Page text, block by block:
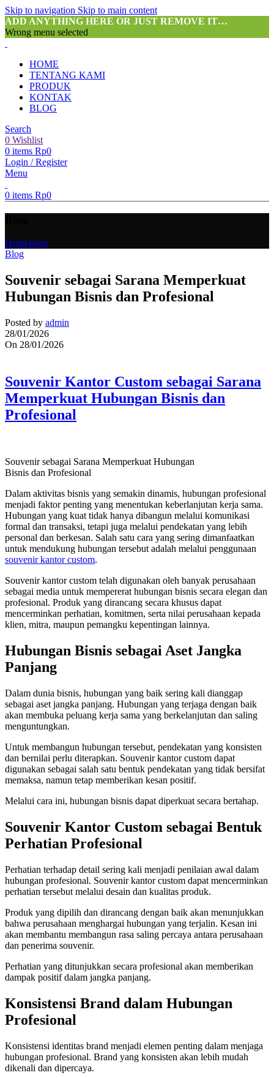
Skip to navigation Skip to main content
ADD ANYTHING HERE OR JUST REMOVE IT…
Wrong menu selected
HOME
TENTANG KAMI
PRODUK
KONTAK
BLOG
Search
0 Wishlist
0 items Rp0
Login / Register
Menu
0 items Rp0
HomeBlog
Blog
Souvenir sebagai Sarana Memperkuat
Hubungan Bisnis dan Profesional
Posted by admin
28/01/2026
On 28/01/2026
Souvenir Kantor Custom sebagai Sarana
Memperkuat Hubungan Bisnis dan
Profesional
Souvenir sebagai Sarana Memperkuat Hubungan
Bisnis dan Profesional
Dalam aktivitas bisnis yang semakin dinamis, hubungan profesional
menjadi faktor penting yang menentukan keberlanjutan kerja sama.
Hubungan yang kuat tidak hanya dibangun melalui komunikasi
formal dan transaksi, tetapi juga melalui pendekatan yang lebih
personal dan berkesan. Salah satu cara yang sering dimanfaatkan
untuk mendukung hubungan tersebut adalah melalui penggunaan
souvenir kantor custom.
Souvenir kantor custom telah digunakan oleh banyak perusahaan
sebagai media untuk mempererat hubungan bisnis secara elegan dan
profesional. Produk yang dirancang secara khusus dapat
mencerminkan perhatian, komitmen, serta nilai perusahaan kepada
klien, mitra, maupun pemangku kepentingan lainnya.
Hubungan Bisnis sebagai Aset Jangka
Panjang
Dalam dunia bisnis, hubungan yang baik sering kali dianggap
sebagai aset jangka panjang. Hubungan yang terjaga dengan baik
akan membuka peluang kerja sama yang berkelanjutan dan saling
menguntungkan.
Untuk membangun hubungan tersebut, pendekatan yang konsisten
dan bernilai perlu diterapkan. Souvenir kantor custom dapat
digunakan sebagai salah satu bentuk pendekatan yang tidak bersifat
memaksa, namun tetap memberikan kesan positif.
Melalui cara ini, hubungan bisnis dapat diperkuat secara bertahap.
Souvenir Kantor Custom sebagai Bentuk
Perhatian Profesional
Perhatian terhadap detail sering kali menjadi penilaian awal dalam
hubungan profesional. Souvenir kantor custom dapat mencerminkan
perhatian tersebut melalui desain dan kualitas produk.
Produk yang dipilih dan dirancang dengan baik akan menunjukkan
bahwa perusahaan menghargai hubungan yang terjalin. Kesan ini
akan membantu membangun rasa saling percaya antara perusahaan
dan penerima souvenir.
Perhatian yang ditunjukkan secara profesional akan memberikan
dampak positif dalam jangka panjang.
Konsistensi Brand dalam Hubungan
Profesional
Konsistensi identitas brand menjadi elemen penting dalam menjaga
hubungan profesional. Brand yang konsisten akan lebih mudah
dikenali dan dipercaya.